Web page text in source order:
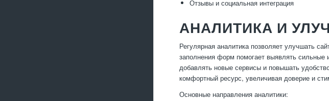
Отзывы и социальная интеграция
АНАЛИТИКА И
Регулярная аналитика позволяет улучшать
заполнения форм помогает выявлять сильные
добавлять новые сервисы и повышать
комфортный ресурс, увеличивая доверие и
Основные направления аналитики: